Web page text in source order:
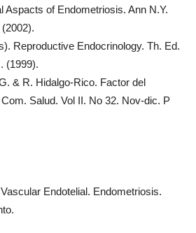
Aspacts of Endometriosis. Ann N.Y.
Reproductive Endocrinology. Th. Ed.
(1999).
& R. Hidalgo-Rico. Factor del
Salud. Vol II. No 32. Nov-dic. P
Endotelial. Endometriosis.